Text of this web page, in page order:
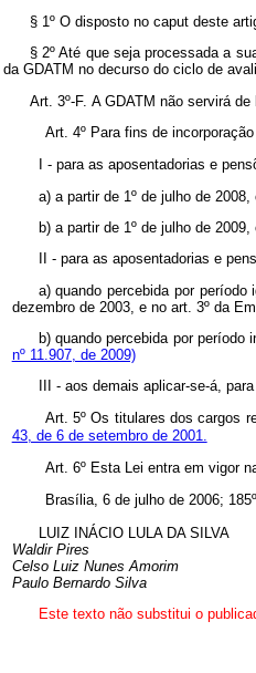
§ 1º O disposto no caput deste
§ 2º Até que seja processada a
da GDATM no decurso do ciclo de
Art. 3º-F. A GDATM não servirá
Art. 4º Para fins de
I - para as aposentadorias e
a) a partir de 1º de julho de
b) a partir de 1º de julho de
II - para as aposentadorias e
a)quando percebida por
dezembro de 2003, e no art. 3º da
b) quando percebida por
nº 11.907, de 2009)
III - aos demais aplicar-se-á,
Art. 5º Os titulares dos cargos
43, de 6 de setembro de 2001.
Art. 6º Esta Lei entra em vigor
Brasília, 6 de julho de 2006;
LUIZ INÁCIO LULA DA SILVA
Waldir Pires
Celso Luiz Nunes Amorim
Paulo Bernardo Silva
Este texto não substitui o